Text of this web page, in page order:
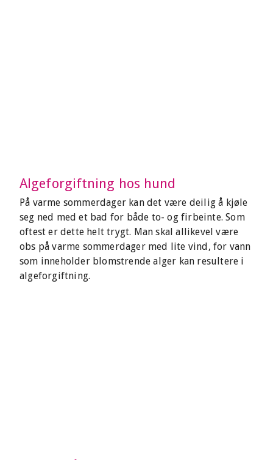
Algeforgiftning hos hund
På varme sommerdager kan det være deilig å kjøle
seg ned med et bad for både to- og firbeinte. Som
oftest er dette helt trygt. Man skal allikevel være
obs på varme sommerdager med lite vind, for vann
som inneholder blomstrende alger kan resultere i
algeforgiftning.